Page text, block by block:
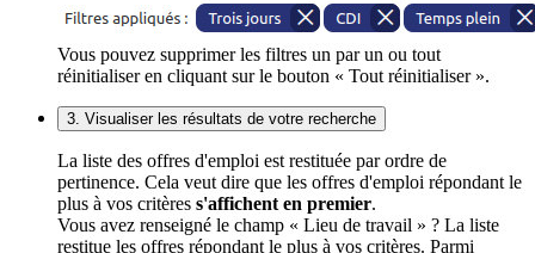
Vous pouvez supprimer les filtres un par un ou tout
réinitialiser en cliquant sur le bouton « Tout réinitialiser ».
3. Visualiser les résultats de votre recherche
La liste des offres d'emploi est restituée par ordre de
pertinence. Cela veut dire que les offres d'emploi répondant le
plus à vos critères s'affichent en premier.
Vous avez renseigné le champ « Lieu de travail » ? La liste
restitue les offres répondant le plus à vos critères. Parmi